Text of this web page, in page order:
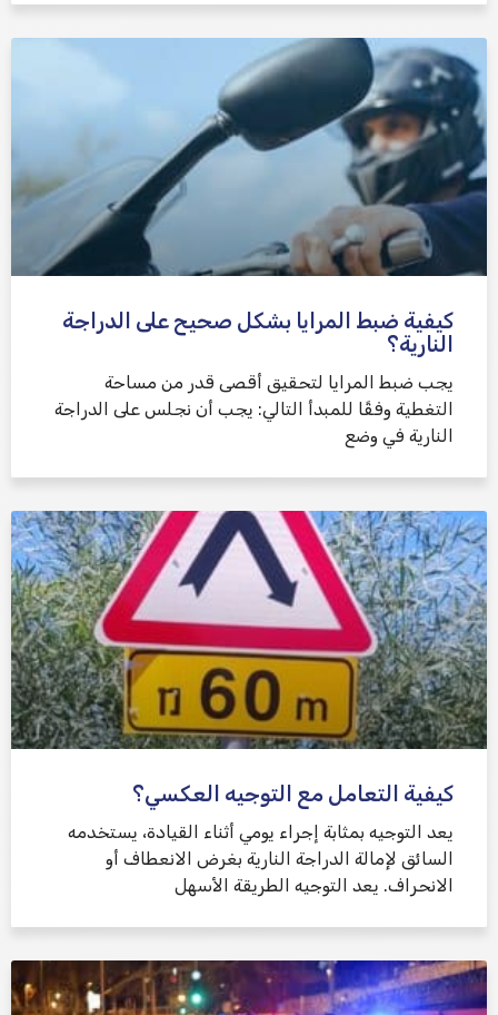
كيفية ضبط المرايا بشكل صحيح على الدراجة
النارية؟
يجب ضبط المرايا لتحقيق أقصى قدر من مساحة
التغطية وفقًا للمبدأ التالي: يجب أن نجلس على الدراجة
النارية في وضع
كيفية التعامل مع التوجيه العكسي؟
يعد التوجيه بمثابة إجراء يومي أثناء القيادة، يستخدمه
السائق لإمالة الدراجة النارية بغرض الانعطاف أو
الانحراف. يعد التوجيه الطريقة الأسهل